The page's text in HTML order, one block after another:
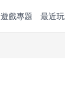
遊戲專題 最近